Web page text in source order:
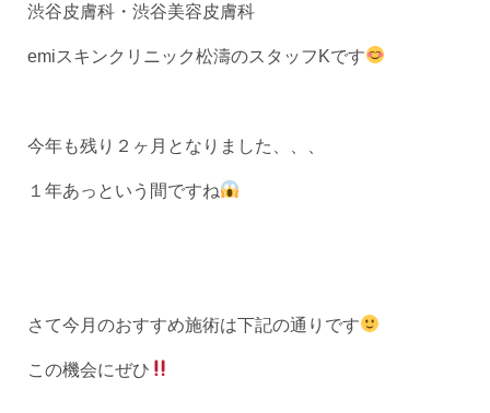
渋谷皮膚科・渋谷美容皮膚科
emiスキンクリニック松濤のスタッフKです
今年も残り２ヶ月となりました、、、
１年あっという間ですね
さて今月のおすすめ施術は下記の通りです
この機会にぜひ